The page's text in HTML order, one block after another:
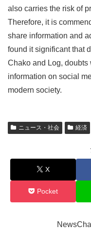
also carries the risk of
Therefore, it is
share information and
found it significant that
Chako and Log,
information on social
modern society.
ニュース・社会 経済
X
Pocket